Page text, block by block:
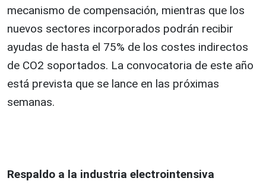
mecanismo de compensación, mientras que los
nuevos sectores incorporados podrán recibir
ayudas de hasta el 75% de los costes indirectos
de CO2 soportados. La convocatoria de este año
está prevista que se lance en las próximas
semanas.
Respaldo a la industria electrointensiva